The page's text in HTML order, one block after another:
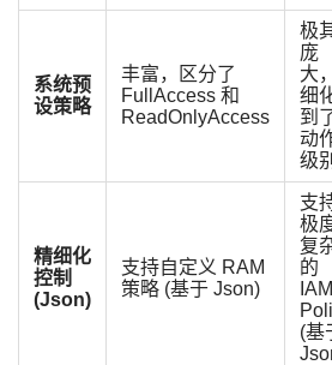
系统预
设策略
丰富，区分了
FullAccess 和
ReadOnlyAccess
极
庞
大，
细
到
动
级别
精细化
控制
(Json)
支持自定义 RAM
策略 (基于 Json)
支
极
复
的
IAM
(基